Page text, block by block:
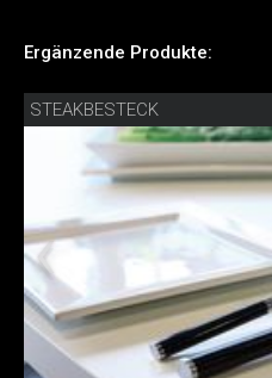
Ergänzende Produkte:
STEAKBESTECK